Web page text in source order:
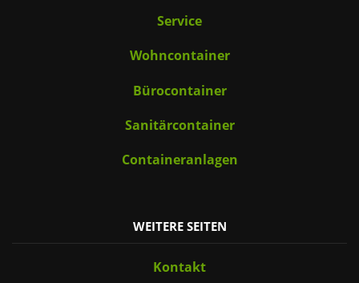
Service
Wohncontainer
Bürocontainer
Sanitärcontainer
Containeranlagen
WEITERE SEITEN
Kontakt